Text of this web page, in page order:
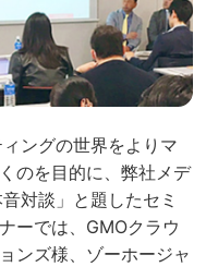
フィード広告
ホワイトペーパー
KARTE
ングの世界をよりマ
のを目的に、弊社メデ
対談」と題したセミ
ーでは、GMOクラウ
ンズ様、ゾーホージャ